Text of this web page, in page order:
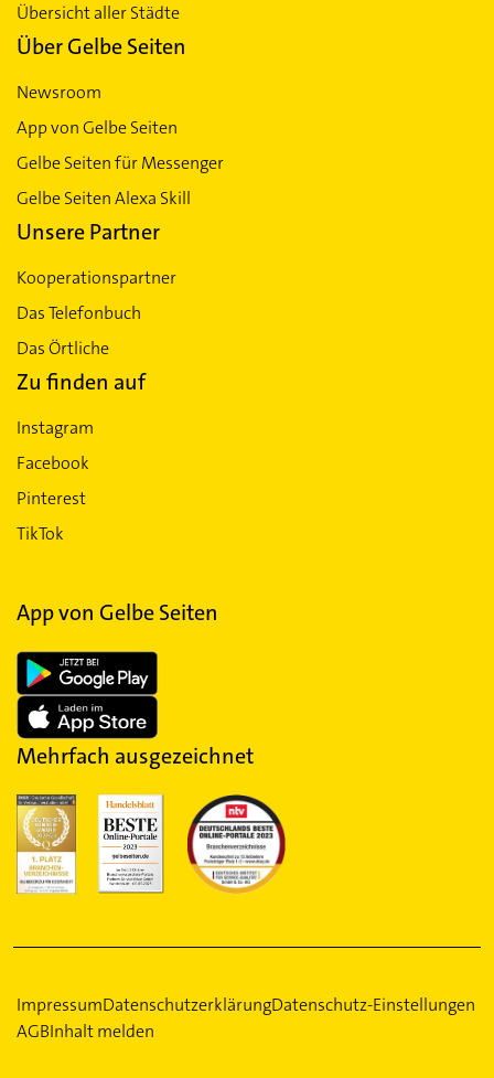
Übersicht aller Städte
Über Gelbe Seiten
Newsroom
App von Gelbe Seiten
Gelbe Seiten für Messenger
Gelbe Seiten Alexa Skill
Unsere Partner
Kooperationspartner
Das Telefonbuch
Das Örtliche
Zu finden auf
Instagram
Facebook
Pinterest
TikTok
App von Gelbe Seiten
Mehrfach ausgezeichnet
ImpressumDatenschutzerklärungDatenschutz-Einstellungen
AGBInhalt melden